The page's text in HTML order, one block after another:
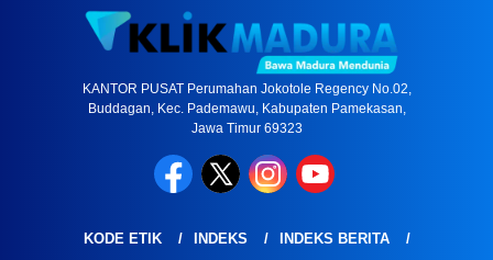
KANTOR PUSAT Perumahan Jokotole Regency No.02,
Buddagan, Kec. Pademawu, Kabupaten Pamekasan,
Jawa Timur 69323
KODE ETIK INDEKS
INDEKS BERITA